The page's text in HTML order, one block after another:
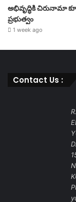
అభివృద్ధికి చిరునామా
ప్రభుత్వం
1 week ago
Contact Us :